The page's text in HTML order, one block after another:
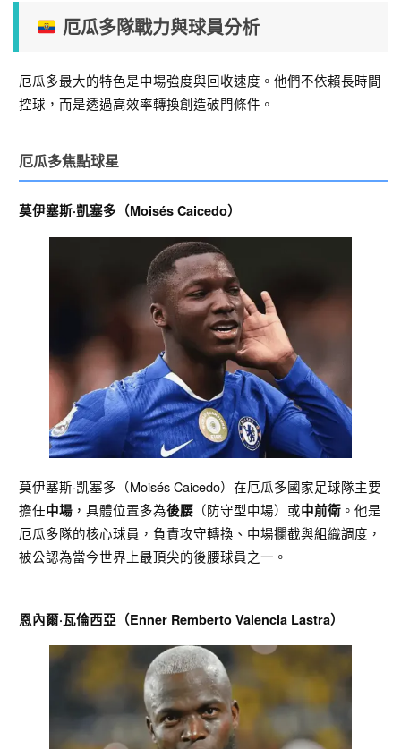
厄瓜多隊戰力與球員分析
厄瓜多最大的特色是中場強度與回收速度。他們不依賴長時間
控球，而是透過高效率轉換創造破門條件。
厄瓜多焦點球星
莫伊塞斯·凱塞多（Moisés Caicedo）
莫伊塞斯·凯塞多（Moisés Caicedo）在厄瓜多國家足球隊主要
擔任中場 ，具體位置多為後腰 （防守型中場）或中前衛 。他是
厄瓜多隊的核心球員，負責攻守轉換、中場攔截與組織調度，
被公認為當今世界上最頂尖的後腰球員之一。
恩內爾·瓦倫西亞（Enner Remberto Valencia Lastra）